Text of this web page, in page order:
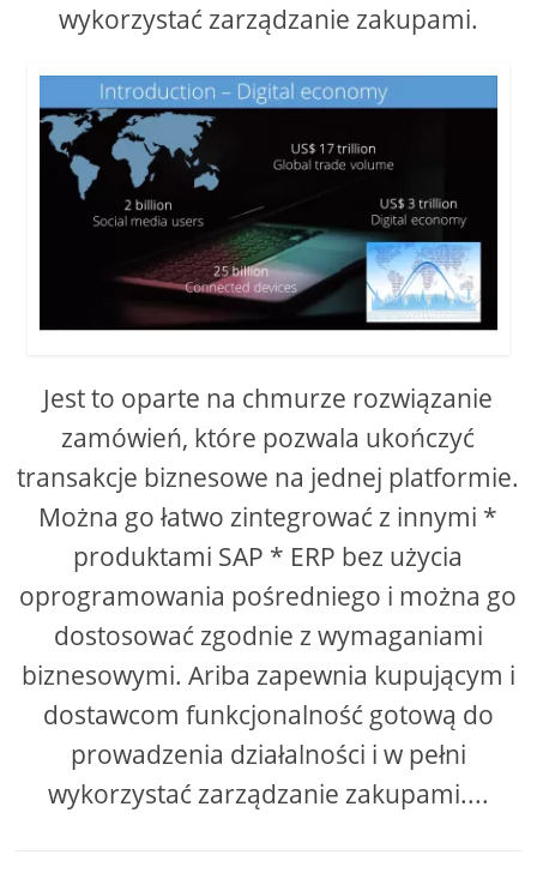
wykorzystać zarządzanie zakupami.
Jest to oparte na chmurze rozwiązanie
zamówień, które pozwala ukończyć
transakcje biznesowe na jednej platformie.
Można go łatwo zintegrować z innymi *
produktami SAP * ERP bez użycia
oprogramowania pośredniego i można go
dostosować zgodnie z wymaganiami
biznesowymi. Ariba zapewnia kupującym i
dostawcom funkcjonalność gotową do
prowadzenia działalności i w pełni
wykorzystać zarządzanie zakupami....